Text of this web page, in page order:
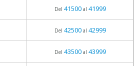
Del 41500al 41999
Del 42500al 42999
Del 43500al 43999